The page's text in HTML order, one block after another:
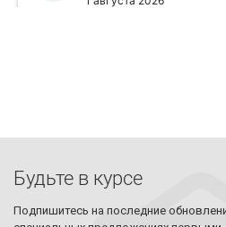
Будьте в курсе
Подпишитесь на последние